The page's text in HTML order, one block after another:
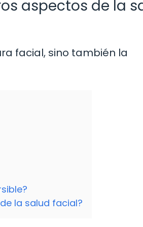
aspectos de la
facial, sino también la
la salud facial?